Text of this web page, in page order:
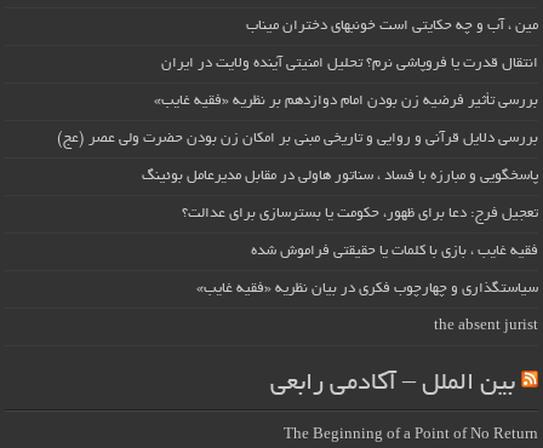
مین ، آب و چه حکایتی است خونبهای دختران میناب
انتقال قدرت یا فروپاشی نرم؟ تحلیل امنیتی آینده ولایت در ایران
بررسی تأثیر فرضیه زن بودن امام دوازدهم بر نظریه «فقیه غایب»
بررسی دلایل قرآنی و روایی و تاریخی مبنی بر امکان زن بودن حضرت ولی عصر (عج)
پاسخگویی و مبارزه با فساد ، سناتور هاولی در مقابل مدیرعامل بوئینگ
تعجیل فرج: دعا برای ظهور، حکومت یا بسترسازی برای عدالت؟
فقیه غایب ، بازی با کلمات یا حقیقتی فراموش شده
سیاستگذاری و چهارچوب فکری در بیان نظریه «فقیه غایب»
the absent jurist
بین الملل – آکادمی رابعی
The Beginning of a Point of No Return